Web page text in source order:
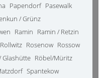
Papendorf Pasewalk
/ Grünz
Ramin Ramin / Retzin
Rollwitz Rosenow Rossow
Glashütte Röbel/Müritz
Spantekow